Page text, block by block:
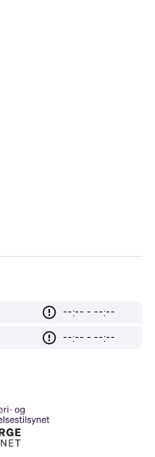
--:-- - --:--
--:-- - --:--